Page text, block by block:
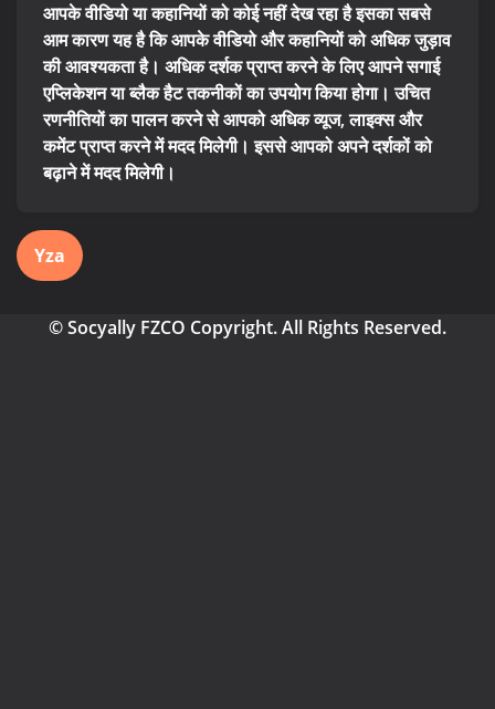
आपके वीडियो या कहानियों को कोई नहीं देख रहा है इसका सबसे
आम कारण यह है कि आपके वीडियो और कहानियों को अधिक जुड़ाव
की आवश्यकता है। अधिक दर्शक प्राप्त करने के लिए आपने सगाई
एप्लिकेशन या ब्लैक हैट तकनीकों का उपयोग किया होगा। उचित
रणनीतियों का पालन करने से आपको अधिक व्यूज, लाइक्स और
कमेंट प्राप्त करने में मदद मिलेगी। इससे आपको अपने दर्शकों को
बढ़ाने में मदद मिलेगी।
Yza
© Socyally FZCO Copyright. All Rights Reserved.